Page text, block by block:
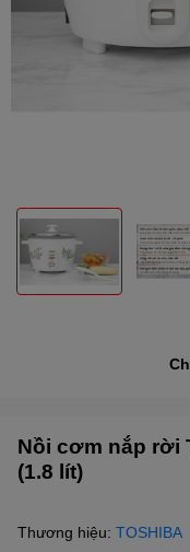
Nồi cơm nắp rời
(1.8 lít)
Thương hiệu: TOSHIBA